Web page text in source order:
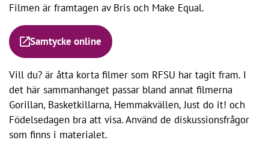
Filmen är framtagen av Bris och Make Equal.
Samtycke online
Vill du? är åtta korta filmer som RFSU har tagit fram. I
det här sammanhanget passar bland annat filmerna
Gorillan, Basketkillarna, Hemmakvällen, Just do it! och
Födelsedagen bra att visa. Använd de diskussionsfrågor
som finns i materialet.